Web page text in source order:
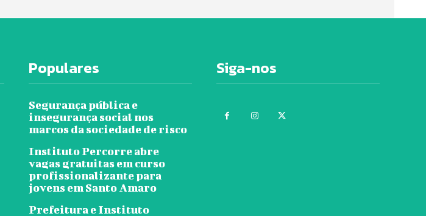
Populares
Segurança pública e
insegurança social nos
marcos da sociedade de risco
Instituto Percorre abre
vagas gratuitas em curso
profissionalizante para
jovens em Santo Amaro
Prefeitura e Instituto
Siga-nos